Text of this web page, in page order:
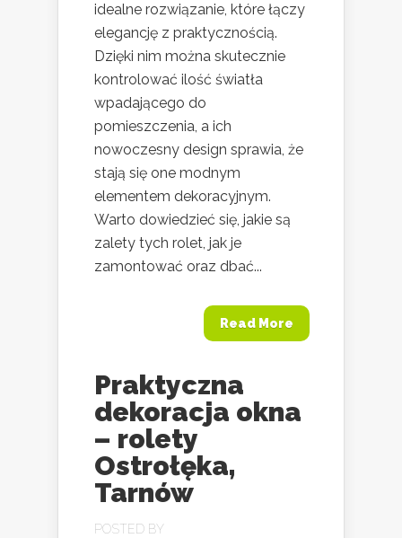
idealne rozwiązanie, które łączy
elegancję z praktycznością.
Dzięki nim można skutecznie
kontrolować ilość światła
wpadającego do
pomieszczenia, a ich
nowoczesny design sprawia, że
stają się one modnym
elementem dekoracyjnym.
Warto dowiedzieć się, jakie są
zalety tych rolet, jak je
zamontować oraz dbać...
Read More
Praktyczna
dekoracja okna
– rolety
Ostrołęka,
Tarnów
POSTED BY